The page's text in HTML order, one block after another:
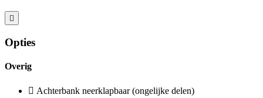
Opties
Overig
Achterbank neerklapbaar (ongelijke delen)